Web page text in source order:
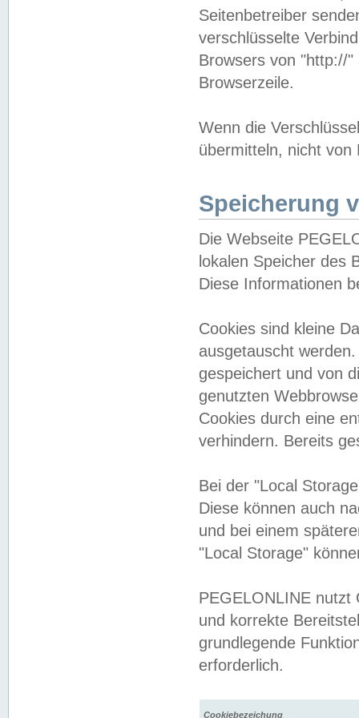
Seitenbetreiber
verschlüsselte
Browsers von "http://
Browserzeile.
Wenn die
übermitteln, nicht von
Speicherung
Die Webseite
lokalen Speicher des
Diese Informationen
Cookies sind kleine
ausgetauscht
gespeichert und von
genutzten
Cookies durch eine
verhindern. Bereits
Bei der "Local
Diese können auch
und bei einem
"Local Storage"
PEGELONLINE nutzt
und korrekte
grundlegende
erforderlich.
Cookiebezeichung